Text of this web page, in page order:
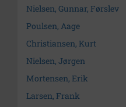
Nielsen, Gunnar, Førslev
Poulsen, Aage
Christiansen, Kurt
Nielsen, Jørgen
Mortensen, Erik
Larsen, Frank